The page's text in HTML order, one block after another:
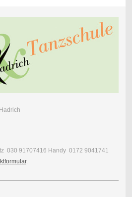
030 91707416 Handy 0172 9041741
.